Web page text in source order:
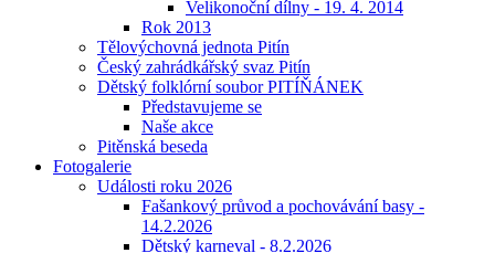
Velikonoční dílny - 19. 4. 2014
Rok 2013
Tělovýchovná jednota Pitín
Český zahrádkářský svaz Pitín
Dětský folklórní soubor PITÍŇÁNEK
Představujeme se
Naše akce
Pitěnská beseda
Fotogalerie
Události roku 2026
Fašankový průvod a pochovávání basy -
14.2.2026
Dětský karneval - 8.2.2026